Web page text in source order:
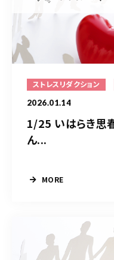
ストレスリダクション
2026.01.14
1/25 いはらき思
ん...
MORE